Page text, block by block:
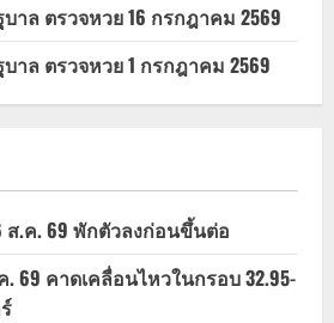
าล ตรวจหวย 16 กรกฎาคม 2569
าล ตรวจหวย 1 กรกฎาคม 2569
.ค. 69 พักตัวลงก่อนขึ้นต่อ
69 คาดเคลื่อนไหวในกรอบ 32.95-